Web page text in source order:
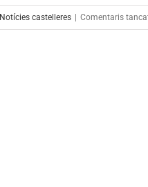
Notícies castelleres Comentaris